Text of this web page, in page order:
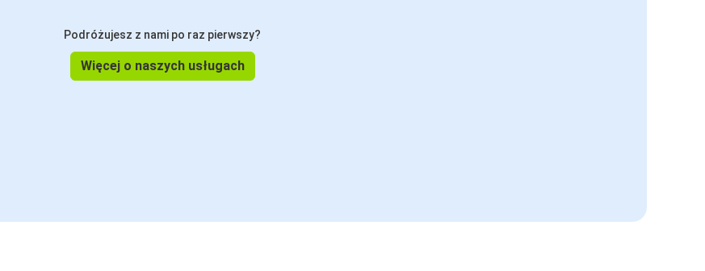
Podróżujesz z nami po raz pierwszy?
Więcej o naszych usługach